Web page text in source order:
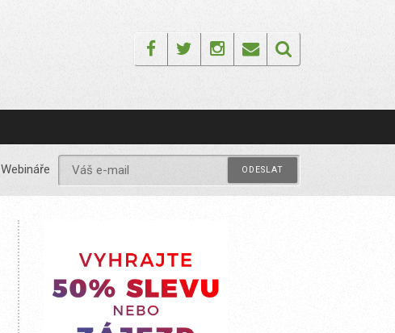
FacebookTwitterInstagram
Email
Webináře